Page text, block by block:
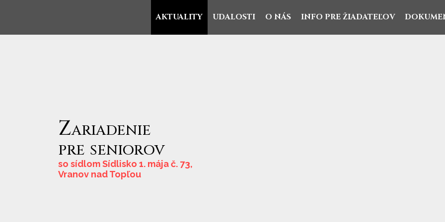
Zariadenie
pre seniorov
so sídlom Sídlisko 1. mája č. 73,
Vranov nad Topľou
AKTUALITY UDALOSTI O NÁS INFO PRE ŽIADATEĽOV